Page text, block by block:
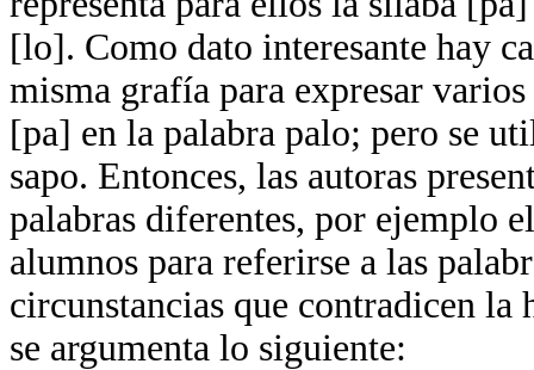
[lo]. Como dato interesante hay
misma grafía para expresar
[pa] en la palabra palo; pero se
sapo. Entonces, las autoras
palabras diferentes, por ejemplo
alumnos para referirse a las
circunstancias que contradicen
se argumenta lo siguiente: